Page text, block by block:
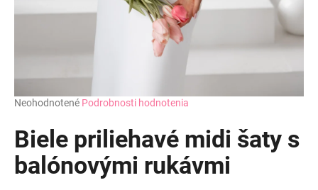
Priemerné
produktu
je
0,0
z
Neohodnotené Podrobnosti hodnotenia
Biele priliehavé midi šaty s
balónovými rukávmi